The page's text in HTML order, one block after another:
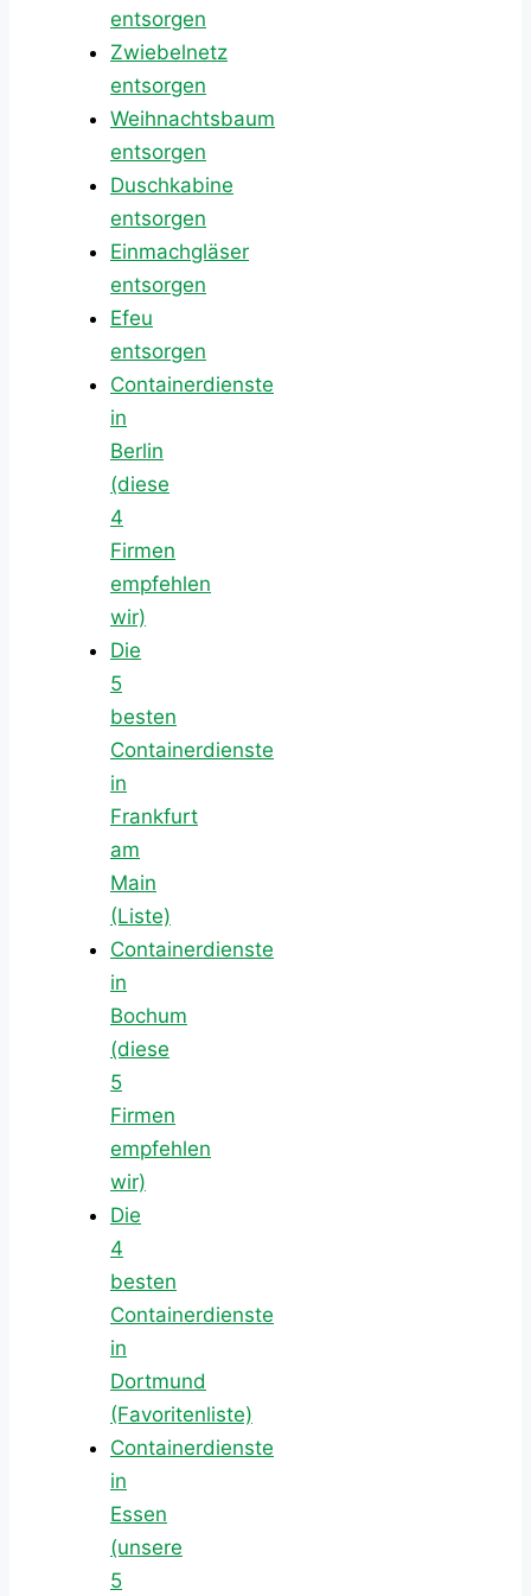
entsorgen
Zwiebelnetz
entsorgen
Weihnachtsbaum
entsorgen
Duschkabine
entsorgen
Einmachgläser
entsorgen
Efeu
entsorgen
Containerdienste
in
Berlin
(diese
4
Firmen
empfehlen
wir)
Die
5
besten
Containerdienste
in
Frankfurt
am
Main
(Liste)
Containerdienste
in
Bochum
(diese
5
Firmen
empfehlen
wir)
Die
4
besten
Containerdienste
in
Dortmund
(Favoritenliste)
Containerdienste
in
Essen
(unsere
5